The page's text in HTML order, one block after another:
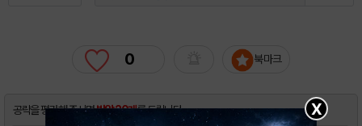
0 북마크
공략을 평가해 주시면밥알 20개를 드립니다. X